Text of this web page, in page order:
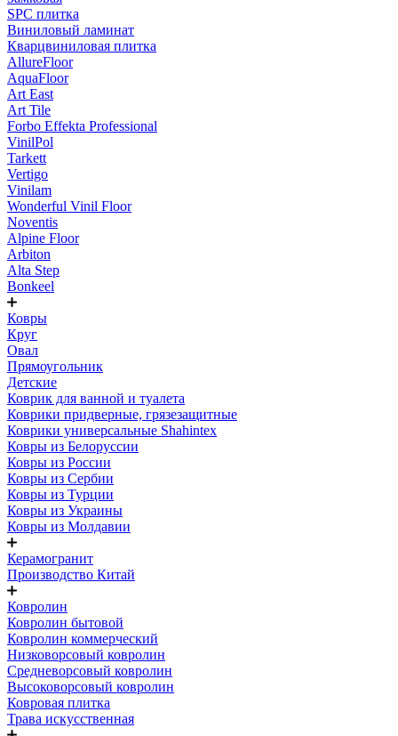
SPC плитка
Виниловый ламинат
Кварцвиниловая плитка
AllureFloor
AquaFloor
Art East
Art Tile
Forbo Effekta Professional
VinilPol
Tarkett
Vertigo
Vinilam
Wonderful Vinil Floor
Noventis
Alpine Floor
Arbiton
Alta Step
Bonkeel
Ковры
Круг
Овал
Прямоугольник
Детские
Коврик для ванной и туалета
Коврики придверные, грязезащитные
Коврики универсальные Shahintex
Ковры из Белоруссии
Ковры из России
Ковры из Сербии
Ковры из Турции
Ковры из Украины
Ковры из Молдавии
Керамогранит
Производство Китай
Ковролин
Ковролин бытовой
Ковролин коммерческий
Низковорсовый ковролин
Средневорсовый ковролин
Высоковорсовый ковролин
Ковровая плитка
Трава искусственная